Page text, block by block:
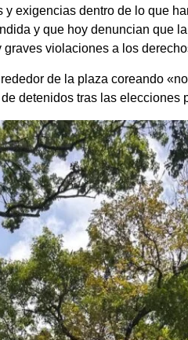
exigencias dentro de lo que
y que hoy denuncian que
violaciones a los
de la plaza coreando
detenidos tras las elecciones